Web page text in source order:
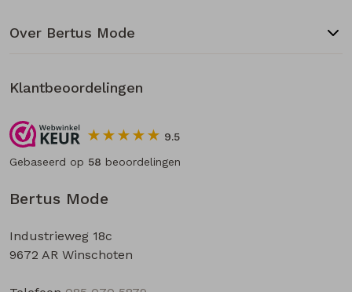
Bertus Mode
Industrieweg 18c
9672 AR Winschoten
Over Bertus Mode
Klantbeoordelingen
9.5
Gebaseerd op 58 beoordelingen